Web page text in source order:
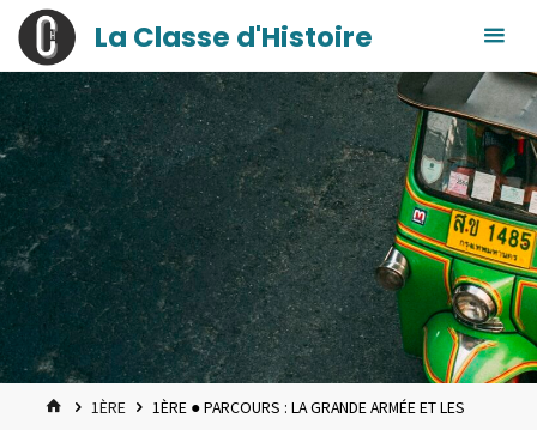
Skip
content
principal
La Classe d'Histoire
HOME1ÈRE
1ÈRE ● PARCOURS : LA GRANDE ARMÉE ET LES